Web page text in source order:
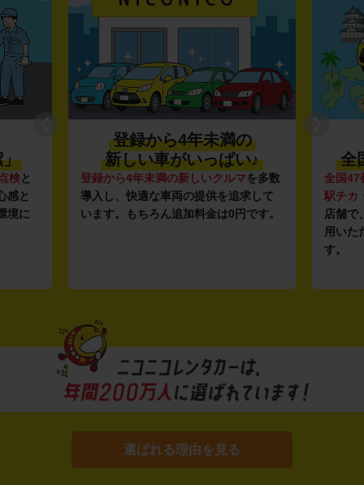
」
検と
感と
境に
登録から4年未満の
新しい車がいっぱい♪
登録から4年未満の新しいクルマを多数
導入し、快適な車両の提供を追求して
います。もちろん追加料金は0円です。
全
全国47
駅チカ
店舗で
用いた
す。
選ばれる理由を見る